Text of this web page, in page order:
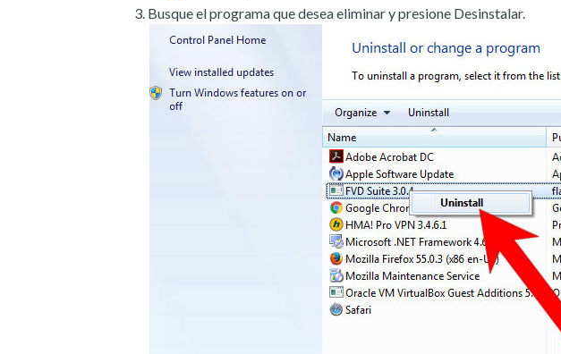
Busque el programa que desea eliminar y presione Desinstalar.